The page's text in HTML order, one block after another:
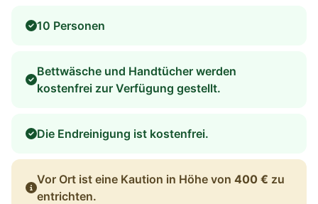
10 Personen
Bettwäsche und Handtücher werden
kostenfrei zur Verfügung gestellt.
Die Endreinigung ist kostenfrei.
Vor Ort ist eine Kaution in Höhe von 400 € zu
entrichten.